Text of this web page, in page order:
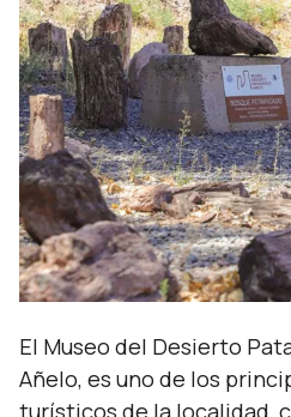
El Museo del Desierto
Añelo, es uno de los
turísticos de la localidad,